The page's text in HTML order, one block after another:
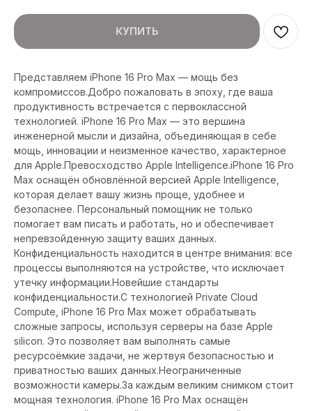
КУПИТЬ
Представляем iPhone 16 Pro Max — мощь без
компромиссов.Добро пожаловать в эпоху, где ваша
продуктивность встречается с первоклассной
технологией. iPhone 16 Pro Max — это вершина
инженерной мысли и дизайна, объединяющая в себе
мощь, инновации и неизменное качество, характерное
для Apple.Превосходство Apple Intelligence.iPhone 16 Pro
Max оснащён обновлённой версией Apple Intelligence,
которая делает вашу жизнь проще, удобнее и
безопаснее. Персональный помощник не только
помогает вам писать и работать, но и обеспечивает
непревзойденную защиту ваших данных.
Конфиденциальность находится в центре внимания: все
процессы выполняются на устройстве, что исключает
утечку информации.Новейшие стандарты
конфиденциальности.С технологией Private Cloud
Compute, iPhone 16 Pro Max может обрабатывать
сложные запросы, используя серверы на базе Apple
silicon. Это позволяет вам выполнять самые
ресурсоёмкие задачи, не жертвуя безопасностью и
приватностью ваших данных.Неограниченные
возможности камеры.За каждым великим снимком стоит
мощная технология. iPhone 16 Pro Max оснащён